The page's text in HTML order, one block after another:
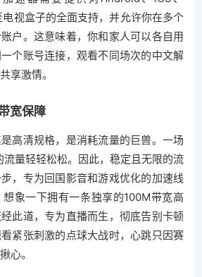
视盒子的全面支持，并允许你在多个
户。这意味着，你和家人可以各自用
个账号连接，观看不同场次的中文解
享激情。
宽保障
高清规格，是消耗流量的巨兽。一场
流量轻轻松松。因此，稳定且无限的流
，专为回国影音和游戏优化的加速线
象一下拥有一条独享的100M带宽高
此道，专为直播而生，彻底告别卡顿
紧张刺激的点球大战时，心跳只因赛
心。